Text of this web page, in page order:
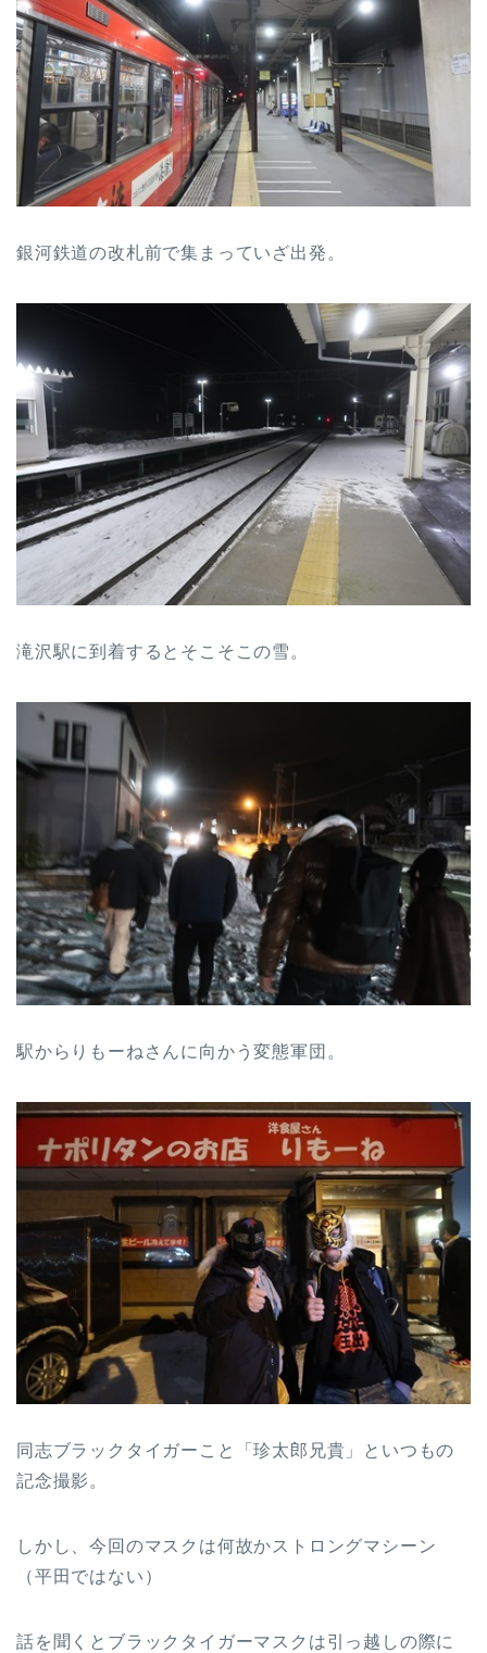
銀河鉄道の改札前で集まっていざ出発。
滝沢駅に到着するとそこそこの雪。
駅からりもーねさんに向かう変態軍団。
同志ブラックタイガーこと「珍太郎兄貴」といつもの
記念撮影。
しかし、今回のマスクは何故かストロングマシーン
（平田ではない）
話を聞くとブラックタイガーマスクは引っ越しの際に